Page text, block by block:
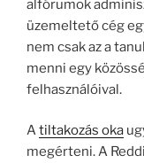
alfórumok
üzemeltető cég
nem csak az a
menni egy
felhasználóival.
Atiltakozás oka
megérteni. A